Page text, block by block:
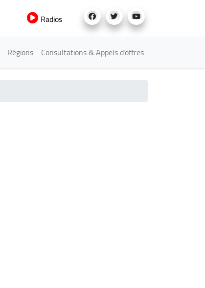
Radios
Régions Consultations & Appels d'offres